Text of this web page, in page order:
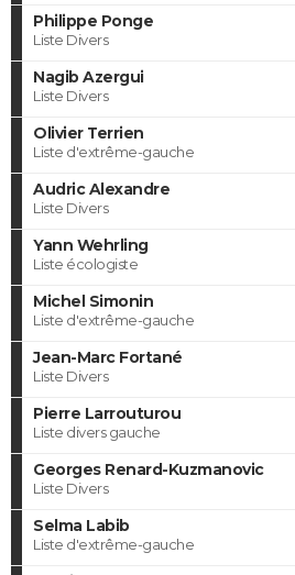
Philippe Ponge
Liste Divers
Nagib Azergui
Liste Divers
Olivier Terrien
Liste d'extrême-gauche
Audric Alexandre
Liste Divers
Yann Wehrling
Liste écologiste
Michel Simonin
Liste d'extrême-gauche
Jean-Marc Fortané
Liste Divers
Pierre Larrouturou
Liste divers gauche
Georges Renard-Kuzmanovic
Liste Divers
Selma Labib
Liste d'extrême-gauche